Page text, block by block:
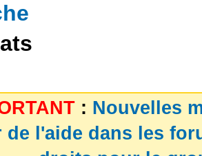
: Nouvelles
de l'aide dans les